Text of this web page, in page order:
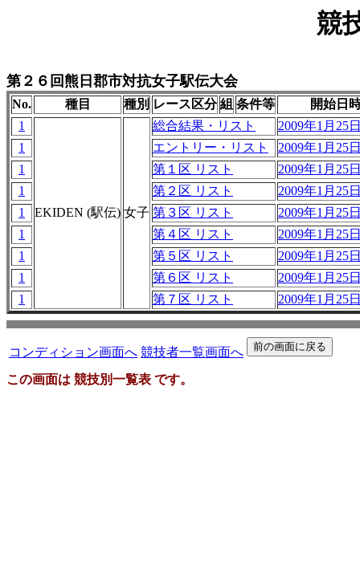
競
第２６回熊日郡市対抗女子駅伝大会
No. 種目 種別 レース区分 組 条件等
開始日
1
EKIDEN (駅伝) 女子
総合結果・リスト
2009年1月25
1
エントリー・リスト
2009年1月25
1
第１区 リスト
2009年1月25
1
第２区 リスト
2009年1月25
1
第３区 リスト
2009年1月25
1
第４区 リスト
2009年1月25
1
第５区 リスト
2009年1月25
1
第６区 リスト
2009年1月25
1
第７区 リスト 2009年1月25
コンディション画面へ 競技者一覧画面へ
この画面は 競技別一覧表 です。